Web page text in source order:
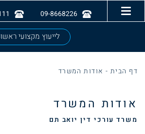
09-8668226
לייעוץ מקצועי
דף הבית - אודות המשרד
אודות המשרד
משרד עורכי דין יואב תם